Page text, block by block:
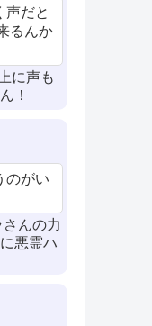
声だと
るんか
に声も
！
のがい
んの力
悪霊ハ